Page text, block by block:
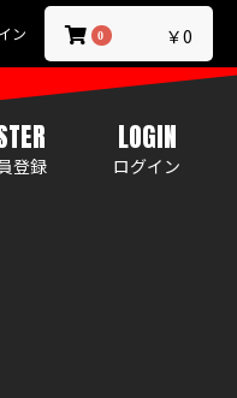
ン 0 ￥0
登録
LOGIN
ログイン